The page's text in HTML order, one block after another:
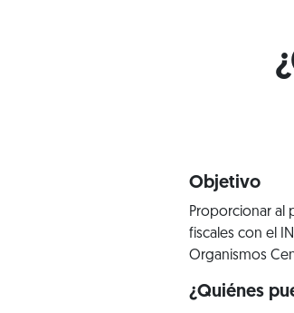
Objetivo
Proporcionar al
fiscales con el
Organismos
¿Quiénes